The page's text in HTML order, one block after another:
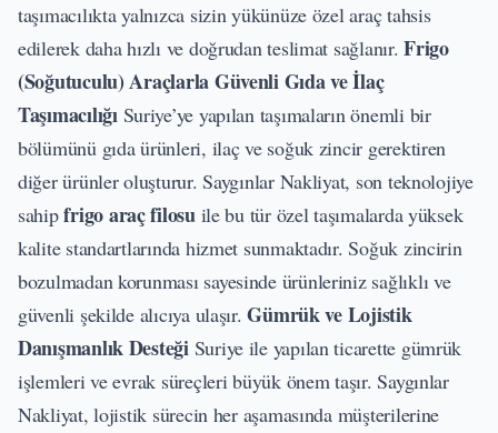
taşımacılıkta yalnızca sizin yükünüze özel araç tahsis
edilerek daha hızlı ve doğrudan teslimat sağlanır. Frigo
(Soğutuculu) Araçlarla Güvenli Gıda ve İlaç
Taşımacılığı Suriye’ye yapılan taşımaların önemli bir
bölümünü gıda ürünleri, ilaç ve soğuk zincir gerektiren
diğer ürünler oluşturur. Saygınlar Nakliyat, son teknolojiye
sahipfrigo araç filosuile bu tür özel taşımalarda yüksek
kalite standartlarında hizmet sunmaktadır. Soğuk zincirin
bozulmadan korunması sayesinde ürünleriniz sağlıklı ve
güvenli şekilde alıcıya ulaşır. Gümrük ve Lojistik
Danışmanlık Desteği Suriye ile yapılan ticarette gümrük
işlemleri ve evrak süreçleri büyük önem taşır. Saygınlar
Nakliyat, lojistik sürecin her aşamasında müşterilerine